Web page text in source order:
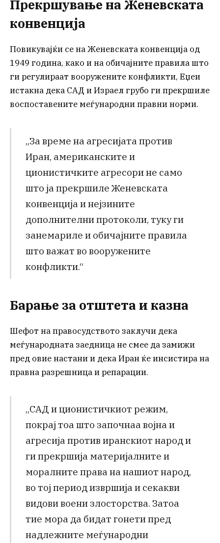
Прекршување на Женевската
конвенција
Повикувајќи се на Женевската конвенција од
1949 година, како и на обичајните правила што
ги регулираат вооружените конфликти, Еџеи
истакна дека САД и Израел грубо ги прекршиле
воспоставените меѓународни правни норми.
„За време на агресијата против
Иран, американските и
ционистичките агресори не само
што ја прекршиле Женевската
конвенција и нејзините
дополнителни протоколи, туку ги
занемариле и обичајните правила
што важат во вооружените
конфликти.“
Барање за отштета и казна
Шефот на правосудството заклучи дека
меѓународната заедница не смее да замижи
пред овие настани и дека Иран ќе инсистира на
правна разрешница и репарации.
„САД и ционистичкиот режим,
покрај тоа што започнаа војна и
агресија против иранскиот народ и
ги прекршија материјалните и
моралните права на нашиот народ,
во тој период извршија и секакви
видови воени злосторства. Затоа
тие мора да бидат гонети пред
надлежните меѓународни